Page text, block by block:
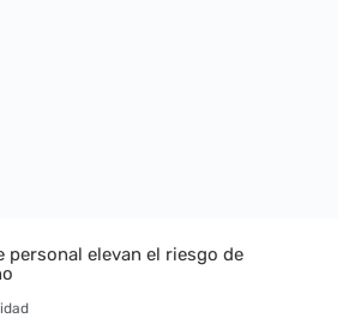
personal elevan el riesgo de